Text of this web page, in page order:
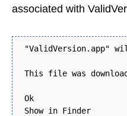
associated with
"ValidVersion.app"
This file was
Ok
Show in Finder